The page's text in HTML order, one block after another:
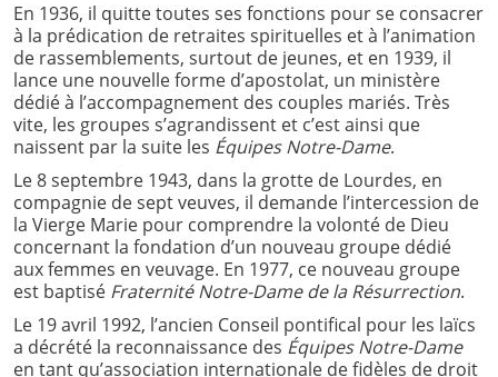
En 1936, il quitte toutes ses fonctions pour se consacrer
à la prédication de retraites spirituelles et à l’animation
de rassemblements, surtout de jeunes, et en 1939, il
lance une nouvelle forme d’apostolat, un ministère
dédié à l’accompagnement des couples mariés. Très
vite, les groupes s’agrandissent et c’est ainsi que
naissent par la suite les Équipes Notre-Dame.
Le 8 septembre 1943, dans la grotte de Lourdes, en
compagnie de sept veuves, il demande l’intercession de
la Vierge Marie pour comprendre la volonté de Dieu
concernant la fondation d’un nouveau groupe dédié
aux femmes en veuvage. En 1977, ce nouveau groupe
est baptisé Fraternité Notre-Dame de la Résurrection.
Le 19 avril 1992, l’ancien Conseil pontifical pour les laïcs
a décrété la reconnaissance des Équipes Notre-Dame
en tant qu’association internationale de fidèles de droit